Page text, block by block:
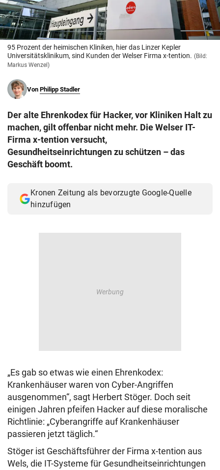
© Krone Multimedia GmbH & Co KG 2026
Muthgasse 2, 1190 Wien
95 Prozent der heimischen Kliniken, hier das Linzer Kepler
Universitätsklinikum, sind Kunden der Welser Firma x-tention. (Bild:
Markus Wenzel)
Von Philipp Stadler
Der alte Ehrenkodex für Hacker, vor Kliniken Halt zu
machen, gilt offenbar nicht mehr. Die Welser IT-
Firma x-tention versucht,
Gesundheitseinrichtungen zu schützen – das
Geschäft boomt.
Kronen Zeitung als bevorzugte Google-Quelle
hinzufügen
„Es gab so etwas wie einen Ehrenkodex:
Krankenhäuser waren von Cyber-Angriffen
ausgenommen“, sagt Herbert Stöger. Doch seit
einigen Jahren pfeifen Hacker auf diese moralische
Richtlinie: „Cyberangriffe auf Krankenhäuser
passieren jetzt täglich.“
Stöger ist Geschäftsführer der Firma x-tention aus
Wels, die IT-Systeme für Gesundheitseinrichtungen